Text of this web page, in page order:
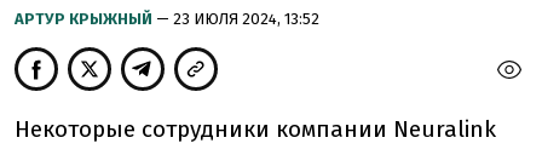
АРТУР КРЫЖНЫЙ — 23 ИЮЛЯ 2024, 13:52
Некоторые сотрудники компании Neuralink